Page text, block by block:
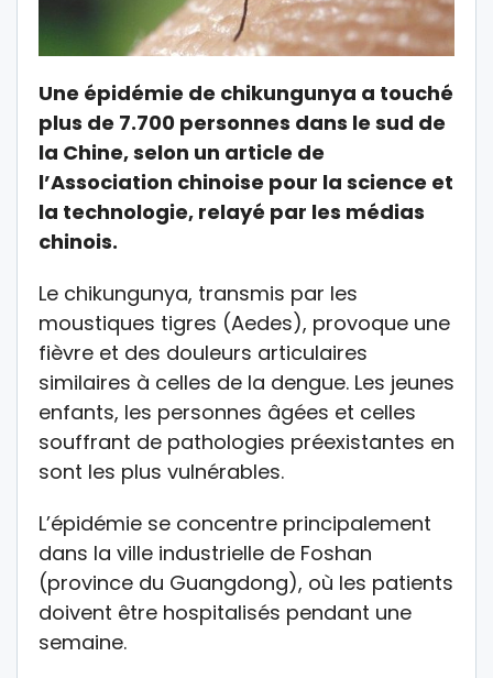
Une épidémie de chikungunya a touché
plus de 7.700 personnes dans le sud de
la Chine, selon un article de
l’Association chinoise pour la science et
la technologie, relayé par les médias
chinois.
Le chikungunya, transmis par les
moustiques tigres (Aedes), provoque une
fièvre et des douleurs articulaires
similaires à celles de la dengue. Les jeunes
enfants, les personnes âgées et celles
souffrant de pathologies préexistantes en
sont les plus vulnérables.
L’épidémie se concentre principalement
dans la ville industrielle de Foshan
(province du Guangdong), où les patients
doivent être hospitalisés pendant une
semaine.